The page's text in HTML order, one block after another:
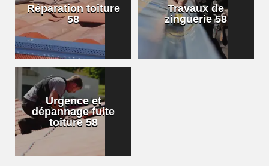
Réparation toiture
58
Travaux de
zinguerie 58
Urgence et
dépannage fuite
toiture 58